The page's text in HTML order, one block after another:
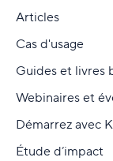
Articles
Cas d'usage
Guides et livres
Webinaires et
Démarrez avec
Étude d’impact